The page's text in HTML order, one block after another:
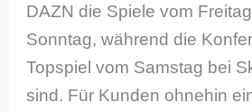
DAZN die Spiele vom
Sonntag, während die
Topspiel vom Samstag bei
sind. Für Kunden ohnehin